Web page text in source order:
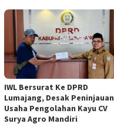
IWL Bersurat Ke DPRD
Lumajang, Desak Peninjauan
Usaha Pengolahan Kayu CV
Surya Agro Mandiri